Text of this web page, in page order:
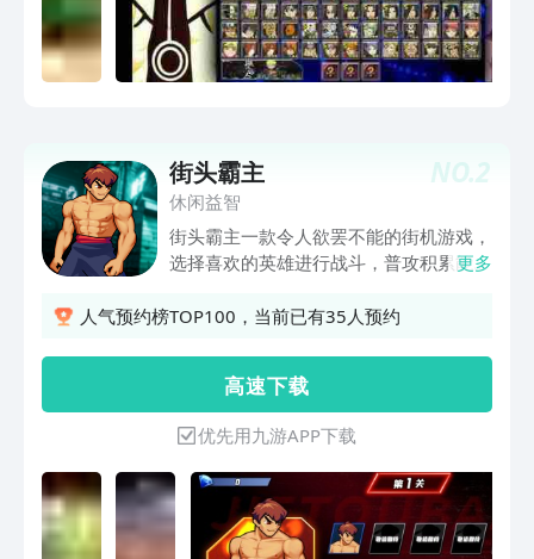
NO.2
街头霸主
休闲益智
街头霸主一款令人欲罢不能的街机游戏，
选择喜欢的英雄进行战斗，普攻积累能
解锁更多的英雄。
更多
人气预约榜TOP100，当前已有35人预约
高 速 下 载
优先用九游APP下载